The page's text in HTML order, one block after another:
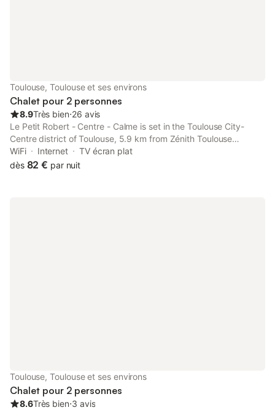
Toulouse, Toulouse et ses environs
Chalet pour 2 personnes
8.9Très bien⋅26 avis
Le Petit Robert - Centre - Calme is set in the Toulouse City-
Centre district of Toulouse, 5.9 km from Zénith Toulouse
Métropole, 6.7 km from Toulouse Stadium and 12 km from
Diagora Convention Centre.
WiFi Internet
TV écran plat
dès 82 € par nuit
Toulouse, Toulouse et ses environs
Chalet pour 2 personnes
8.6Très bien⋅3 avis